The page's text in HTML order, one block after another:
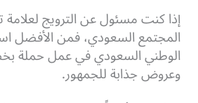
إذا كنت مسئول عن الترويج
المجتمع السعودي، فمن الأفضل
الوطني السعودي في عمل حملة
وعروض جذابة للجمهور.